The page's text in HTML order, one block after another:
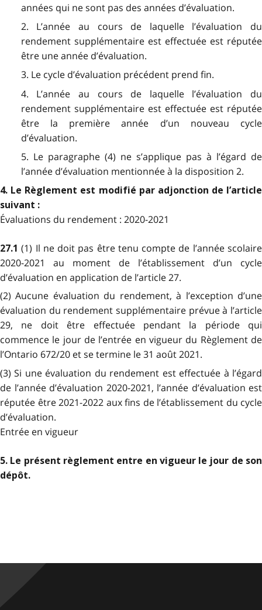
années qui ne sont pas des années d’évaluation.
2. L’année au cours de laquelle l’évaluation du
rendement supplémentaire est effectuée est réputée
être une année d’évaluation.
3. Le cycle d’évaluation précédent prend fin.
4. L’année au cours de laquelle l’évaluation du
rendement supplémentaire est effectuée est réputée
être la première année d’un nouveau cycle
d’évaluation.
5. Le paragraphe (4) ne s’applique pas à l’égard de
l’année d’évaluation mentionnée à la disposition 2.
4. Le Règlement est modifié par adjonction de l’article
suivant :
Évaluations du rendement : 2020-2021
27.1(1) Il ne doit pas être tenu compte de l’année scolaire
2020-2021 au moment de l’établissement d’un cycle
d’évaluation en application de l’article 27.
(2) Aucune évaluation du rendement, à l’exception d’une
évaluation du rendement supplémentaire prévue à l’article
29, ne doit être effectuée pendant la période qui
commence le jour de l’entrée en vigueur du Règlement de
l’Ontario 672/20 et se termine le 31 août 2021.
(3) Si une évaluation du rendement est effectuée à l’égard
de l’année d’évaluation 2020-2021, l’année d’évaluation est
réputée être 2021-2022 aux fins de l’établissement du cycle
d’évaluation.
Entrée en vigueur
5. Le présent règlement entre en vigueur le jour de son
dépôt.